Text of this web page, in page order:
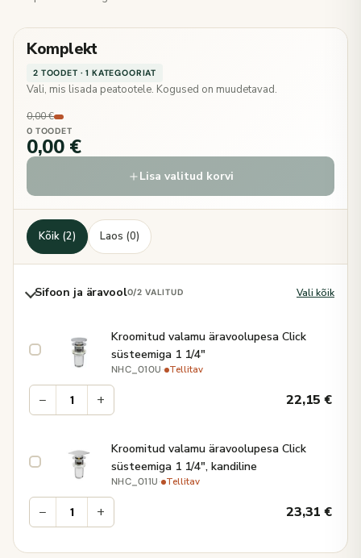
Komplekt
2 TOODET · 1 KATEGOORIAT
Vali, mis lisada peatootele. Kogused on muudetavad.
0,00 €
0 TOODET
0,00 €
Lisa valitud korvi
Kõik (2) Laos (0)
Sifoon ja äravool0/2 VALITUD Vali kõik
Kroomitud valamu äravoolupesa Click
süsteemiga 1 1/4"
NHC_010U · Tellitav
− + 22,15€
Kroomitud valamu äravoolupesa Click
süsteemiga 1 1/4", kandiline
NHC_011U · Tellitav
− + 23,31€